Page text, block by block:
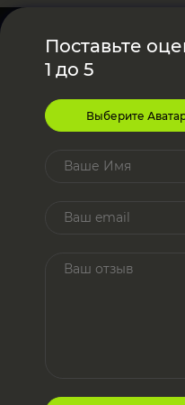
Поставьте
1 до 5
Выберите